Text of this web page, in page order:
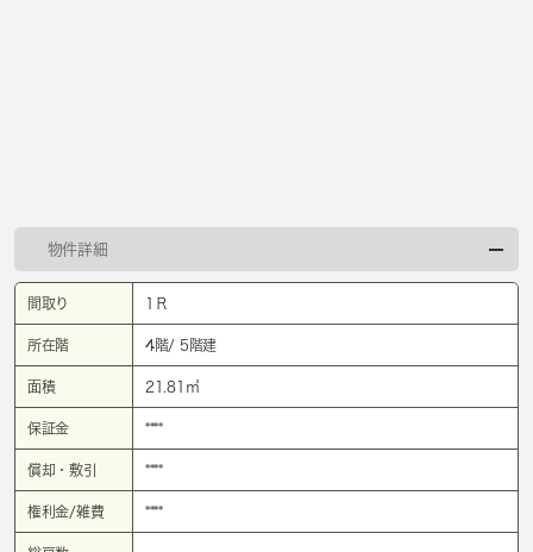
物件詳細
間取り 1Ｒ
所在階 4階/ 5階建
面積 21.81㎡
保証金 ****
償却・敷引 ****
権利金/雑費 ****